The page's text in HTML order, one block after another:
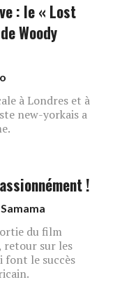
: le « Lost
Woody
à Londres et à
new-yorkais a
!
du film
retour sur les
font le succès